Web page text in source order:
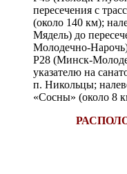
пересечения с
(около 140 км);
Мядель) до
Молодечно-
Р28 (Минск-
указателю на
п. Никольцы;
«Сосны» (около 8